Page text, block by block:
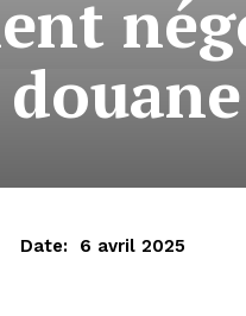
Date: 6 avril 2025